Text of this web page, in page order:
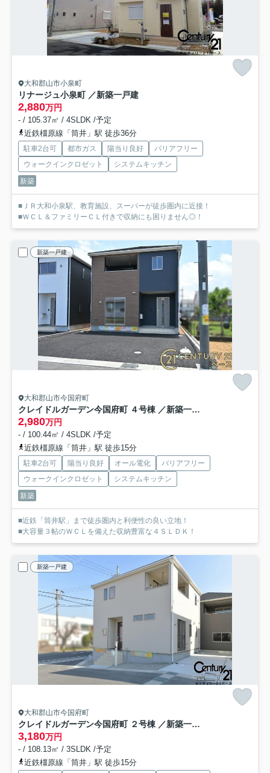
大和郡山市小泉町
リナージュ小泉町 ／新築一戸建
2,880万円
- / 105.37㎡ / 4SLDK /予定
近鉄橿原線「筒井」駅 徒歩36分
駐車2台可 都市ガス 陽当り良好
バリアフリー
ウォークインクロゼット
システムキッチン
新築
■ＪＲ大和小泉駅、教育施設、スーパーが徒歩圏内に近接！
■ＷＣＬ＆ファミリーＣＬ付きで収納にも困りません◎！
新築一戸建
大和郡山市今国府町
クレイドルガーデン今国府町 ４号棟 ／新築一戸建
2,980万円
- / 100.44㎡ / 4SLDK /予定
近鉄橿原線「筒井」駅 徒歩15分
駐車2台可 陽当り良好 オール電化
バリアフリー
ウォークインクロゼット
システムキッチン
新築
■近鉄「筒井駅」まで徒歩圏内と利便性の良い立地！
■大容量３帖のＷＣＬを備えた収納豊富な４ＳＬＤＫ！
新築一戸建
大和郡山市今国府町
クレイドルガーデン今国府町 ２号棟 ／新築一戸建
3,180万円
- / 108.13㎡ / 3SLDK /予定
近鉄橿原線「筒井」駅 徒歩15分